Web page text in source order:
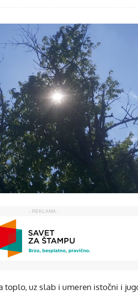
- REKLAMA -
toplo, uz slab i umeren istočni i